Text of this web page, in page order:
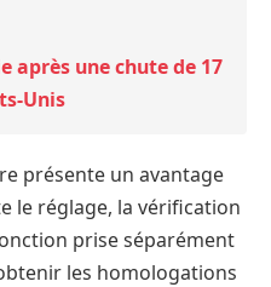
après une chute de 17
Unis
présente un avantage
le réglage, la vérification
prise séparément
les homologations